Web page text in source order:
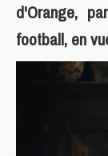
d'Orange,
football, en